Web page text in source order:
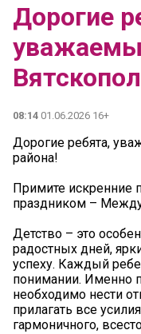
Дорогие
08:14 01.06.2026 16+
Дорогие ребята,
района!
Примите искренние
праздником –
Детство – это
радостных дней,
успеху. Каждый
понимании. Именно
необходимо нести
прилагать все
гармоничного,